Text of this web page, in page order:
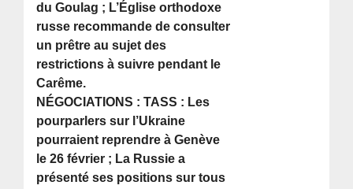
du Goulag ; L’Église orthodoxe
russe recommande de consulter
un prêtre au sujet des
restrictions à suivre pendant le
Carême.
NÉGOCIATIONS : TASS : Les
pourparlers sur l’Ukraine
pourraient reprendre à Genève
le 26 février ; La Russie a
présenté ses positions sur tous